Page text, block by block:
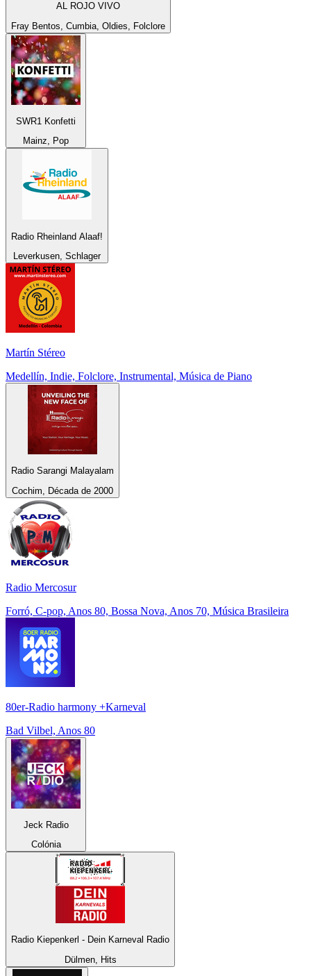
AL ROJO VIVO
Fray Bentos, Cumbia, Oldies, Folclore
SWR1 Konfetti
Mainz, Pop
Radio Rheinland Alaaf!
Leverkusen, Schlager
Martín Stéreo
Medellín, Indie, Folclore, Instrumental, Música de Piano
Radio Sarangi Malayalam
Cochim, Década de 2000
Radio Mercosur
Forró, C-pop, Anos 80, Bossa Nova, Anos 70, Música Brasileira
80er-Radio harmony +Karneval
Bad Vilbel, Anos 80
Jeck Radio
Colónia
Radio Kiepenkerl - Dein Karneval Radio
Dülmen, Hits